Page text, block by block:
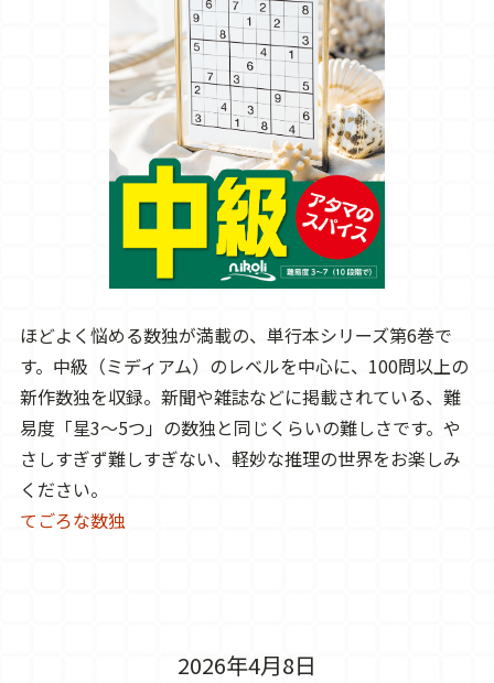
ほどよく悩める数独が満載の、単行本シリーズ第6巻で
す。中級（ミディアム）のレベルを中心に、100問以上の
新作数独を収録。新聞や雑誌などに掲載されている、難
易度「星3～5つ」の数独と同じくらいの難しさです。や
さしすぎず難しすぎない、軽妙な推理の世界をお楽しみ
ください。
てごろな数独
2026年4月8日